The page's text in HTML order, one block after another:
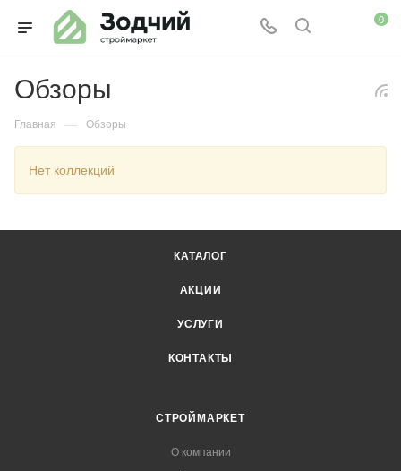
0
Обзоры
Главная — Обзоры
Нет коллекций
КАТАЛОГ
АКЦИИ
УСЛУГИ
КОНТАКТЫ
СТРОЙМАРКЕТ
О компании